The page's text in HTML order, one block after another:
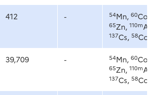
412 - 54Mn, 60Co,
65Zn, 110m
137Cs, 58Co
39,709 - 54Mn, 60Co,
65Zn, 110m
137Cs, 58Co